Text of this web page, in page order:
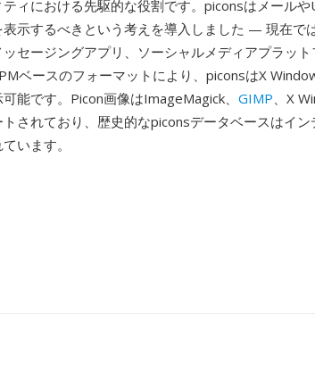
ィにおける先駆的な役割です。piconsはメール
示するべきという考えを導入しました — 現在で
セージングアプリ、ソーシャルメディアプラッ
ベースのフォーマットにより、piconsはX
能です。Picon画像はImageMagick、 GIMP、X
されており、歴史的なpiconsデータベースはイ
います。